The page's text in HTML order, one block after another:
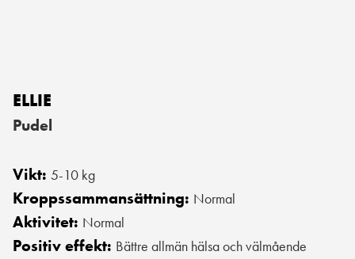
ELLIE
Pudel
Vikt: 5-10 kg
Kroppssammansättning: Normal
Aktivitet: Normal
Positiv effekt: Bättre allmän hälsa och välmående